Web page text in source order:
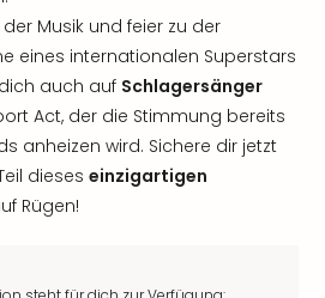
Musik und feier zu der
eines internationalen Superstars
auch auf Schlagersänger
Act, der die Stimmung bereits
anheizen wird. Sichere dir jetzt
dieses einzigartigen
Rügen!